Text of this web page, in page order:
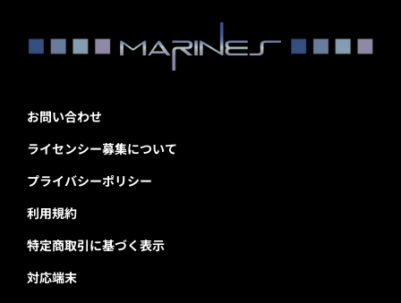
お問い合わせ
ライセンシー募集について
プライバシーポリシー
利用規約
特定商取引に基づく表示
対応端末